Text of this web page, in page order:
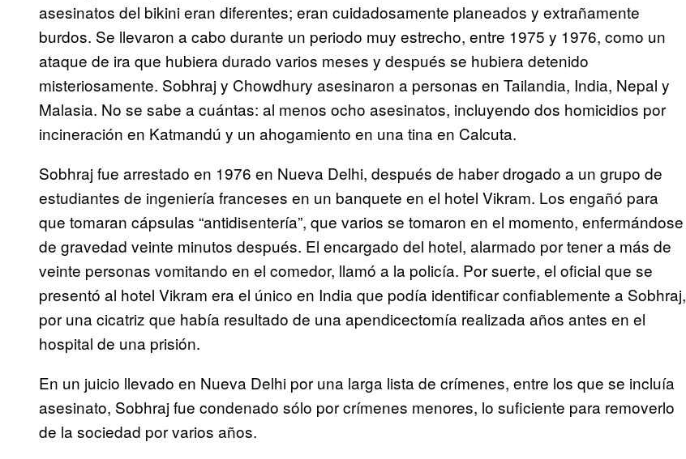
asesinatos del bikini eran diferentes; eran cuidadosamente planeados y extrañamente
burdos. Se llevaron a cabo durante un periodo muy estrecho, entre 1975 y 1976, como un
ataque de ira que hubiera durado varios meses y después se hubiera detenido
misteriosamente. Sobhraj y Chowdhury asesinaron a personas en Tailandia, India, Nepal y
Malasia. No se sabe a cuántas: al menos ocho asesinatos, incluyendo dos homicidios por
incineración en Katmandú y un ahogamiento en una tina en Calcuta.
Sobhraj fue arrestado en 1976 en Nueva Delhi, después de haber drogado a un grupo de
estudiantes de ingeniería franceses en un banquete en el hotel Vikram. Los engañó para
que tomaran cápsulas “antidisentería”, que varios se tomaron en el momento, enfermándose
de gravedad veinte minutos después. El encargado del hotel, alarmado por tener a más de
veinte personas vomitando en el comedor, llamó a la policía. Por suerte, el oficial que se
presentó al hotel Vikram era el único en India que podía identificar confiablemente a Sobhraj,
por una cicatriz que había resultado de una apendicectomía realizada años antes en el
hospital de una prisión.
En un juicio llevado en Nueva Delhi por una larga lista de crímenes, entre los que se incluía
asesinato, Sobhraj fue condenado sólo por crímenes menores, lo suficiente para removerlo
de la sociedad por varios años.